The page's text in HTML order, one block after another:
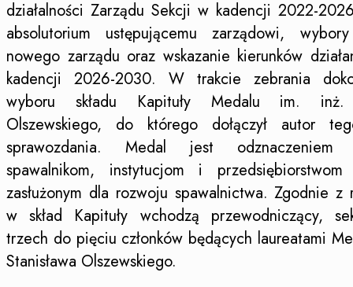
działalności Zarządu Sekcji w kadencji 2022-
absolutorium ustępującemu zarządowi,
nowego zarządu oraz wskazanie kierunków
kadencji 2026-2030. W trakcie zebrania
wyboru składu Kapituły Medalu im. inż.
Olszewskiego, do którego dołączył autor
sprawozdania. Medal jest odznaczeniem
spawalnikom, instytucjom i przedsiębiorstwom
zasłużonym dla rozwoju spawalnictwa. Zgodnie z
w skład Kapituły wchodzą przewodniczący,
trzech do pięciu członków będących laureatami
Stanisława Olszewskiego.